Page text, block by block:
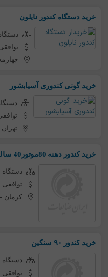
خرید دستگاه کندور نایلون
خرید گونی کندوری آسیابشور
تهران
خرید کندور دهنه 80موتور40 سالم
توافقی
کرمان -
خرید کندور ۹۰ سنگین
توافقی